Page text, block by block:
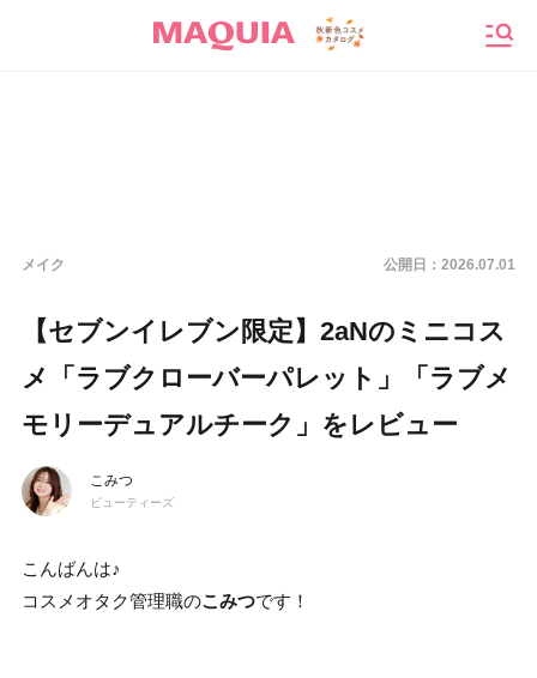
メイク 公開日： 2026.07.01
【セブンイレブン限定】2aNのミニコス
メ「ラブクローバーパレット」「ラブメ
モリーデュアルチーク」をレビュー
こみつ
ビューティーズ
こんばんは♪
コスメオタク管理職のこみつです！